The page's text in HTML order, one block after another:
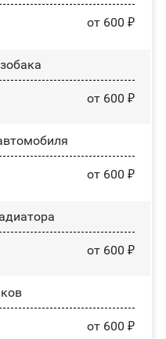
от 600 ₽
от 600 ₽
от 600 ₽
от 600 ₽
от 600 ₽